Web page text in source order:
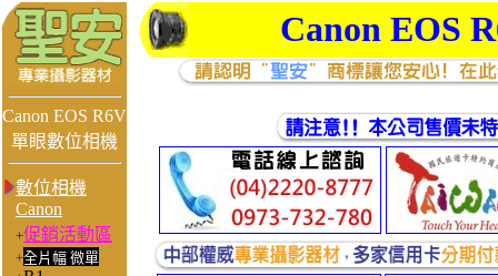
Canon EOS
Canon EOS R6V
單眼數位相機
數位相機
Canon
+促銷活動區
+全片幅 微單